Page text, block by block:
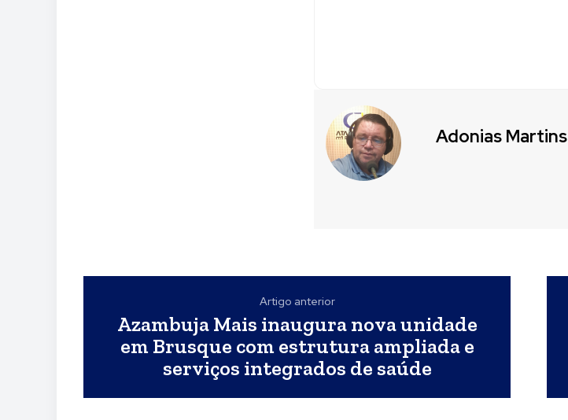
Adonias Martins
Artigo anterior
Azambuja Mais inaugura nova unidade
em Brusque com estrutura ampliada e
serviços integrados de saúde